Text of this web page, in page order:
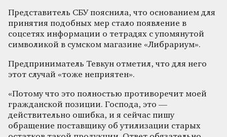
Представитель СБУ пояснила, что основанием для
принятия подобных мер стало появление в
соцсетях информации о тетрадях с упомянутой
символикой в сумском магазине «Либрариум».
Предприниматель Тевкун отметил, что для него
этот случай «тоже неприятен».
«Потому что это полностью противоречит моей
гражданской позиции. Господа, это —
действительно ошибка, и я сейчас пишу
обращение поставщику об утилизации старых